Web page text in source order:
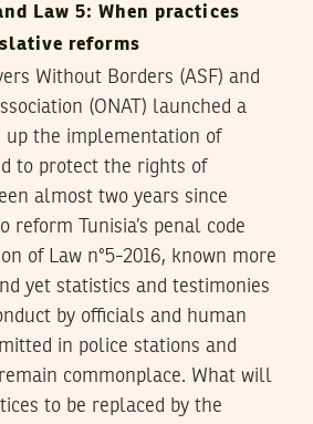
Law 5: When practices
reforms
Without Borders (ASF) and
(ONAT) launched a
up the implementation of
to protect the rights of
almost two years since
reform Tunisia’s penal code
of Law n°5-2016, known more
yet statistics and testimonies
by officials and human
in police stations and
commonplace. What will
to be replaced by the